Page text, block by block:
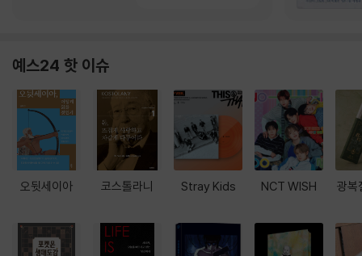
예스24 핫 이슈
오뒷세이아 코스톨라니 Stray Kids NCT WISH 광복